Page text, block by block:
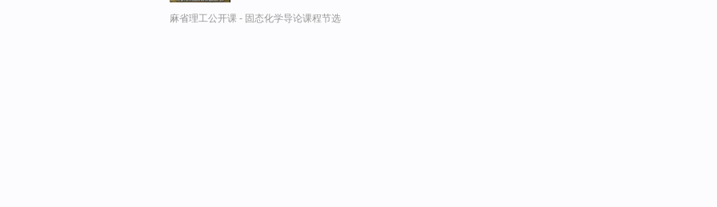
麻省理工公开课 - 固态化学导论课程节选